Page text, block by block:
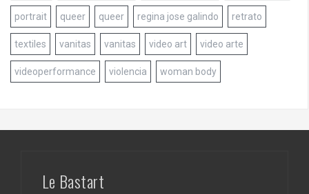
portrait queer queer regina jose galindo retrato
textiles vanitas vanitas video art video arte
videoperformance violencia woman body
Le Bastart